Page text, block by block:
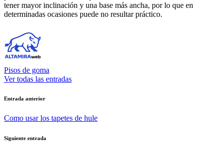
tener mayor inclinación y una base más ancha, por lo que en
determinadas ocasiones puede no resultar práctico.
Pisos de goma
Ver todas las entradas
Navegación
de
Entrada anterior
Como usar los tapetes de hule
Siguiente entrada